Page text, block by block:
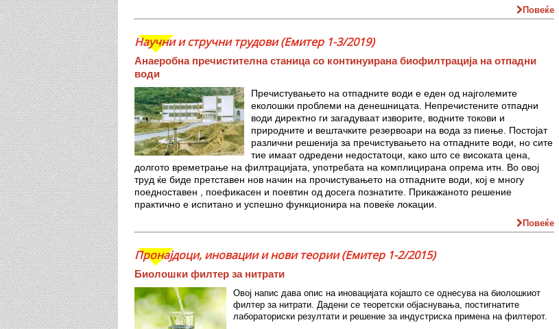
Повеќе
Научни и стручни трудови (Емитер 1-3/2019)
Анаеробна пречистителна станица со континуирана биофилтрација на отпадни
води
Пречистувањето на отпадните води е еден од најголемите
еколошки проблеми на денешницата. Непречистените отпадни
води директно ги загадуваат изворите, водните токови и
природните и вештачките резервоари на вода зз пиење. Постојат
различни решенија за пречистувањето на отпадните води, но сите
тие имаат одредени недостатоци, како што се високата цена,
долгото времетрање на филтрацијата, употребата на комплицирана опрема итн. Во овој
труд ќе биде претставен нов начин на прочистувањето на отпадните води, кој е многу
поедноставен , поефикасен и поевтин од досега познатите. Прикажаното решение
практично е испитано и успешно функционира на повеќе локации.
Повеќе
Пронајдоци, иновации и нови теории (Емитер 1-2/2015)
Биолошки филтер за нитрати
Овој напис дава опис на иновацијата којашто се однесува на биолошкиот
филтер за нитрати. Дадени се теоретски објаснувања, постигнатите
лабораториски резултати и решение за индустриска примена на филтерот.